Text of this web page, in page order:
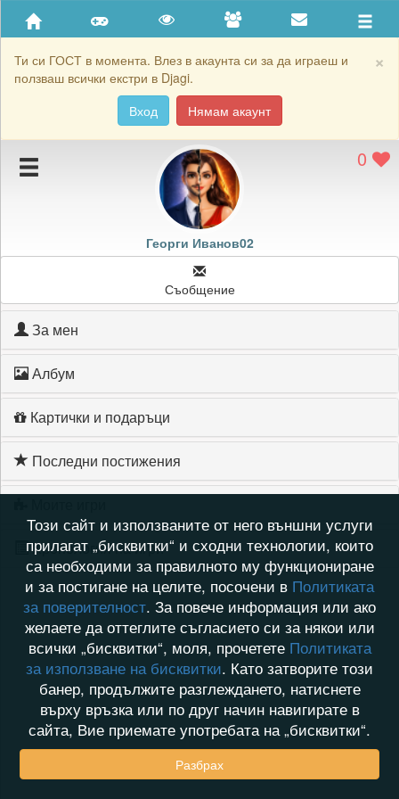
×
Ти си ГОСТ в момента. Влез в акаунта си за да играеш и
ползваш всички екстри в Djagi.
Вход
Нямам акаунт
Приятели
Хронология на игри
Подаръците на Георги Иванов02
Картичките на Георги Иванов02
Блокирай Георги Иванов02
0
Георги Иванов02
Съобщение
За мен
Албум
Картички и подаръци
Последни постижения
Хронология на игри
Този сайт и използваните от него външни услуги
прилагат „бисквитки“ и сходни технологии, които
са необходими за правилното му функциониране
и за постигане на целите, посочени в Политиката
за поверителност. За повече информация или ако
желаете да оттеглите съгласието си за някои или
всички „бисквитки“, моля, прочетете Политиката
за използване на бисквитки. Като затворите този
банер, продължите разглеждането, натиснете
върху връзка или по друг начин навигирате в
сайта, Вие приемате употребата на „бисквитки“.
Разбрах